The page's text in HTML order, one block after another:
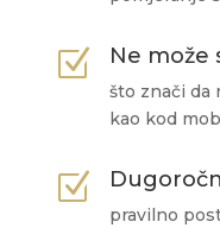
Z Ne može
što znači da
kao kod
Z
pravilno